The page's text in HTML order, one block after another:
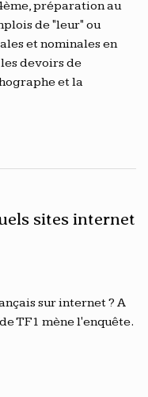
préparation au
de "leur" ou
et nominales en
devoirs de
et la
sites internet
sur internet ? A
TF1 mène l'enquête.